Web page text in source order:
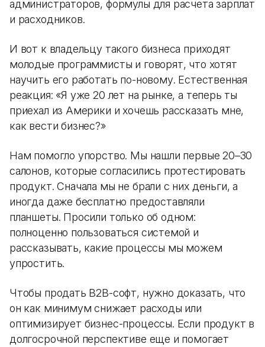
администраторов, формулы для расчета зарплат
и расходников.
И вот к владельцу такого бизнеса приходят
молодые программисты и говорят, что хотят
научить его работать по-новому. Естественная
реакция: «Я уже 20 лет на рынке, а теперь ты
приехал из Америки и хочешь рассказать мне,
как вести бизнес?»
Нам помогло упорство. Мы нашли первые 20–30
салонов, которые согласились протестировать
продукт. Сначала мы не брали с них деньги, а
иногда даже бесплатно предоставляли
планшеты. Просили только об одном:
полноценно пользоваться системой и
рассказывать, какие процессы мы можем
упростить.
Чтобы продать B2B-софт, нужно доказать, что
он как минимум снижает расходы или
оптимизирует бизнес-процессы. Если продукт в
долгосрочной перспективе еще и помогает